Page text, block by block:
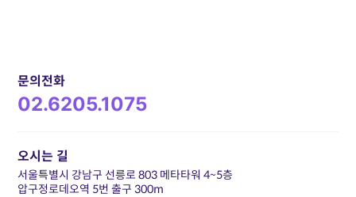
문의전화
02.6205.1075
오시는 길
서울특별시 강남구 선릉로 803 메타타워 4~5층
압구정로데오역 5번 출구 300m